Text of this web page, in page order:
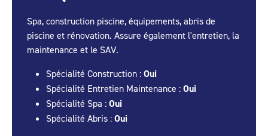
Spa, construction piscine, équipements, abris de
piscine et rénovation. Assure également l'entretien, la
maintenance et le SAV.
Spécialité Construction : Oui
Spécialité Entretien Maintenance : Oui
Spécialité Spa : Oui
Spécialité Abris : Oui